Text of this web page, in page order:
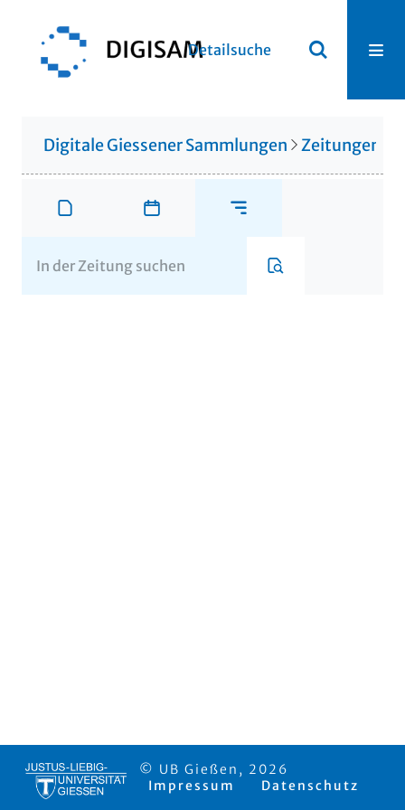
Detailsuche
Digitale Giessener Sammlungen Zeitungen
© UB Gießen, 2026
Impressum
Datenschutz